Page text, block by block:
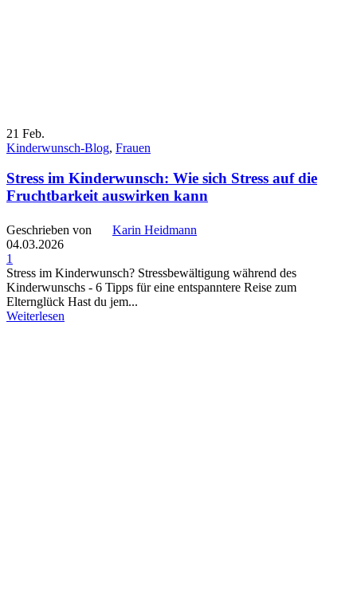
21 Feb.
Kinderwunsch-Blog, Frauen
Stress im Kinderwunsch: Wie sich Stress auf die
Fruchtbarkeit auswirken kann
Geschrieben von
Karin Heidmann
04.03.2026
1
Stress im Kinderwunsch? Stressbewältigung während des
Kinderwunschs - 6 Tipps für eine entspanntere Reise zum
Elternglück Hast du jem...
Weiterlesen